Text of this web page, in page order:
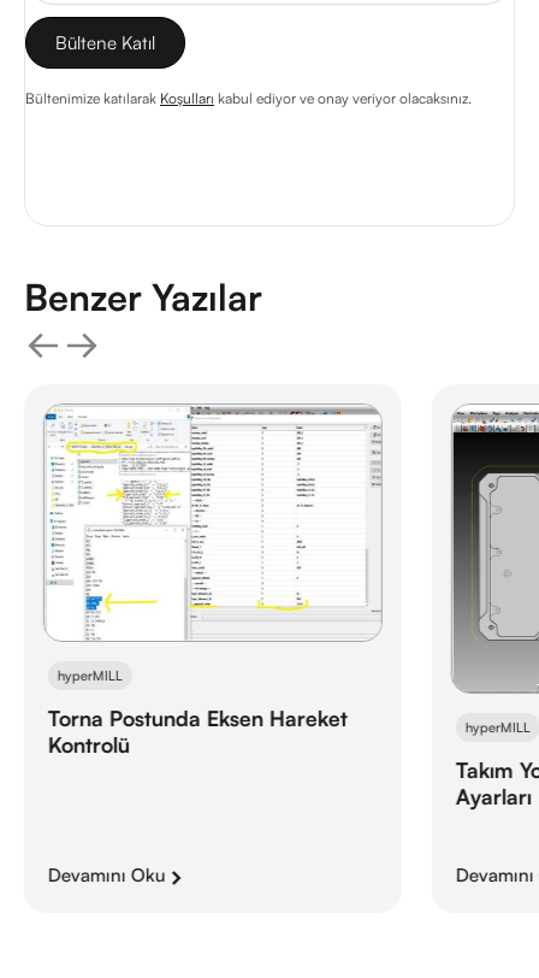
Bültenimize katılarak Koşulları kabul ediyor ve onay veriyor olacaksınız.
Benzer Yazılar
hyperMILL
Torna Postunda Eksen Hareket
Kontrolü
Devamını Oku
hyperMILL
Takım
Ayarları